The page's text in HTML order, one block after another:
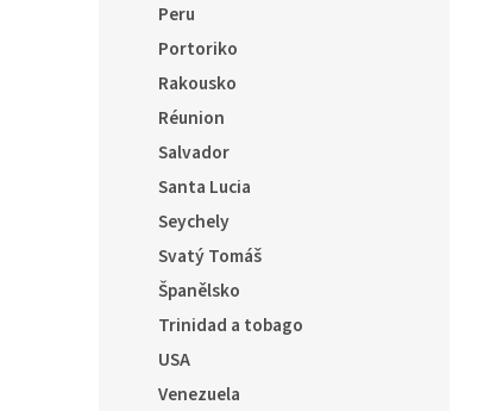
Peru
Portoriko
Rakousko
Réunion
Salvador
Santa Lucia
Seychely
Svatý Tomáš
Španělsko
Trinidad a tobago
USA
Venezuela